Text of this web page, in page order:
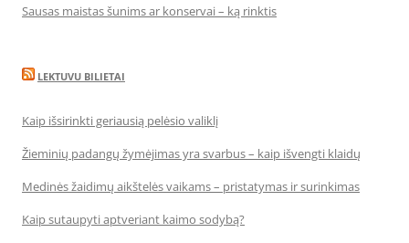
Sausas maistas šunims ar konservai – ką rinktis
LEKTUVU BILIETAI
Kaip išsirinkti geriausią pelėsio valiklį
Žieminių padangų žymėjimas yra svarbus – kaip išvengti klaidų
Medinės žaidimų aikštelės vaikams – pristatymas ir surinkimas
Kaip sutaupyti aptveriant kaimo sodybą?